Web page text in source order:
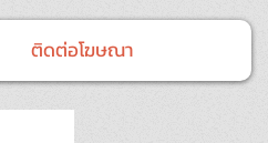
ติดต่อโฆษณา